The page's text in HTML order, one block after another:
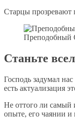
Старцы прозревают
Преподобный
Станьте
Господь задумал
есть актуализация
Не оттого ли самый
опыте, его чаянии